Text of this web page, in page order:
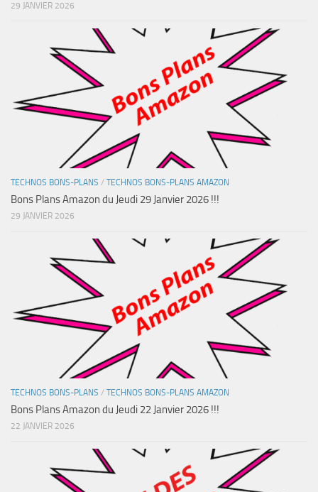
29 JANVIER 2026
TECHNOS BONS-PLANS / TECHNOS BONS-PLANS AMAZON
Bons Plans Amazon du Jeudi 29 Janvier 2026 !!!
29 JANVIER 2026
TECHNOS BONS-PLANS / TECHNOS BONS-PLANS AMAZON
Bons Plans Amazon du Jeudi 22 Janvier 2026 !!!
22 JANVIER 2026